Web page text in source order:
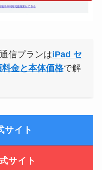
信プランはiPad セ
金と本体価格で解
サイト
サイト